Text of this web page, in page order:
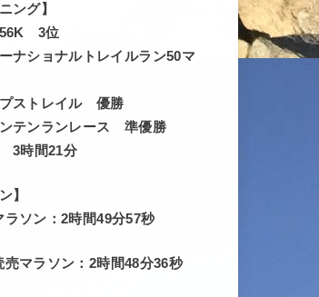
ング】
56K 3位
ナショナルトレイルラン50マ
プストレイル 優勝
ンテンランレース 準優勝
3時間21分
】
ラソン：2時間49分57秒
売マラソン：2時間48分36秒